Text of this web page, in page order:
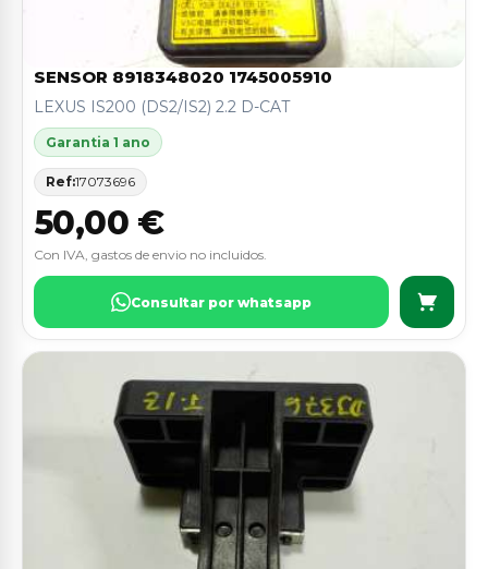
SENSOR 8918348020 1745005910
LEXUS IS200 (DS2/IS2) 2.2 D-CAT
Garantia 1 ano
Ref:17073696
50,00 €
Con IVA, gastos de envio no incluidos.
Consultar por whatsapp